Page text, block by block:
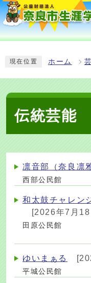
現在位置 ホーム
伝統芸能
凛音部（奈良凛
西部公民館
和太鼓チャレン
[2026年7月18
田原公民館
ゆいまぁる
平城公民館